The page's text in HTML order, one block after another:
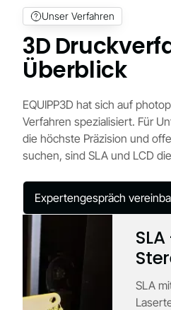
Unser Verfahren
3D
Überblick
EQUIPP3D hat sich auf
Verfahren spezialisiert. Für
die höchste Präzision und
suchen, sind SLA und LCD
Expertengespräch
SLA